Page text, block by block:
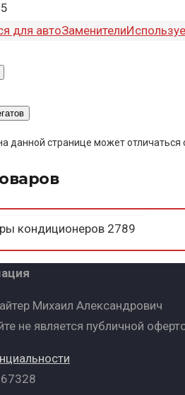
5
для автоЗаменители
данной странице может отличаться
кондиционеров 2789
Михаил Александрович
не является публичной